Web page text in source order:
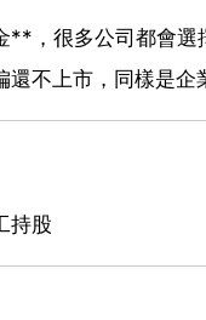
，很多公司都會
不上市，同樣是企
持股